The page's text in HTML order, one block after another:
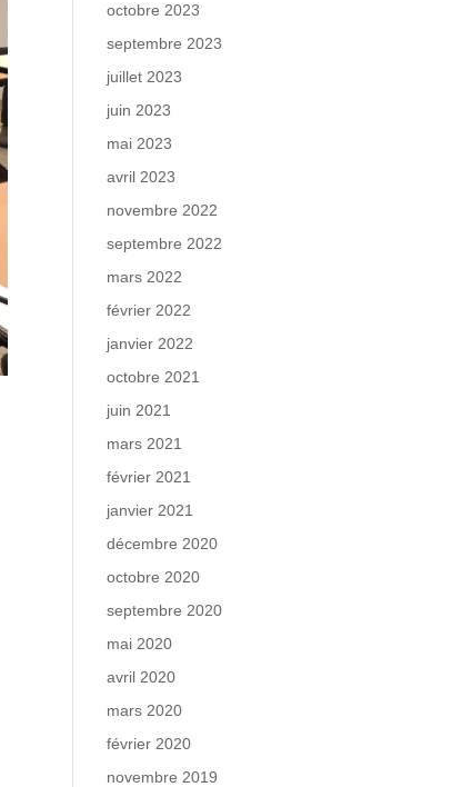
octobre 2023
septembre 2023
juillet 2023
juin 2023
mai 2023
avril 2023
novembre 2022
septembre 2022
mars 2022
février 2022
janvier 2022
octobre 2021
juin 2021
mars 2021
février 2021
janvier 2021
décembre 2020
octobre 2020
septembre 2020
mai 2020
avril 2020
mars 2020
février 2020
novembre 2019